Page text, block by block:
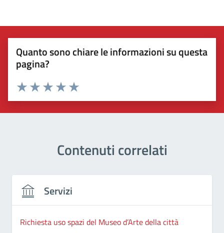
Quanto sono chiare le informazioni su questa
pagina?
Valuta 5 stelle su 5
Valuta 4 stelle su 5
Valuta 3 stelle su 5
Valuta 2 stelle su 5
Valuta 1 stelle su 5
Contenuti correlati
Servizi
Richiesta uso spazi del Museo d’Arte della città